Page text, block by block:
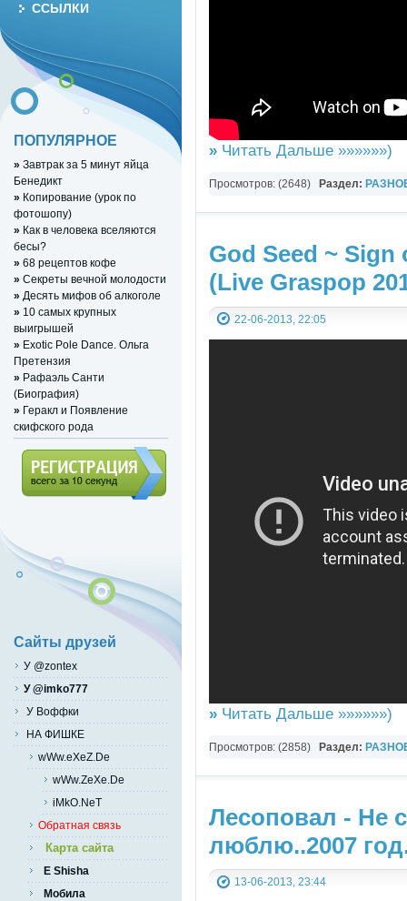
» Читать Дальше »»»»»»)
Просмотров: (2648) Раздел:
God Seed ~ Sign
(Live Graspop
22-06-2013, 22:05
» Читать Дальше »»»»»»)
Просмотров: (2858) Раздел:
Лесоповал - Не
люблю..2007
13-06-2013, 23:44
ССЫЛКИ
ПОПУЛЯРНОЕ
» Завтрак за 5 минут яйца
Бенедикт
» Копирование (урок по
фотошопу)
» Как в человека вселяются
бесы?
» 68 рецептов кофе
» Секреты вечной молодости
» Десять мифов об алкоголе
» 10 самых крупных
выигрышей
» Exotic Pole Dance. Ольга
Претензия
» Рафаэль Санти
(Биография)
» Геракл и Появление
скифского рода
Сайты друзей
У @zontex
У @imko777
У Воффки
НА ФИШКЕ
wWw.eXeZ.De
wWw.ZeXe.De
iMkO.NeT
Обратная связь
Карта сайта
E Shisha
Мобила